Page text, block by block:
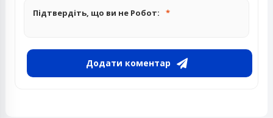
Підтвердіть, що ви не Робот:
Додати коментар